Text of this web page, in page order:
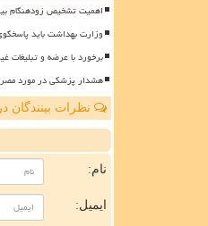
اهمیت تشخیص زودهنگام
وزارت بهداشت باید
برخورد با عرضه و تبلیغات
هشدار پزشکی در مورد
نظرات بینندگان
نام:
ایمیل: